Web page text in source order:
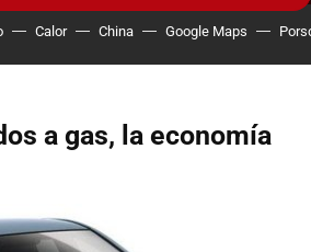
Calor China Google Maps
a gas, la economía